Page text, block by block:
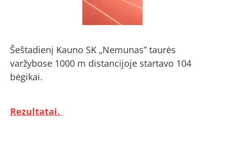
Šeštadienį Kauno SK „Nemunas” taurės
varžybose 1000 m distancijoje startavo 104
bėgikai.
Rezultatai.